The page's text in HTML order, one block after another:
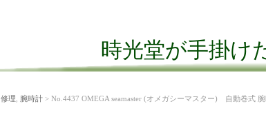
時光堂が手掛け
修理 腕時計 > No.4437 OMEGA seamaster (オメガシーマスター) 自動巻式